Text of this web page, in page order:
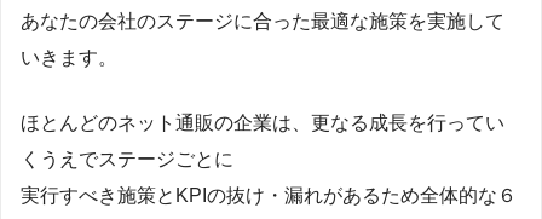
あなたの会社のステージに合った最適な施策を実施して
いきます。
ほとんどのネット通販の企業は、更なる成長を行ってい
くうえでステージごとに
実行すべき施策とKPIの抜け・漏れがあるため全体的な６